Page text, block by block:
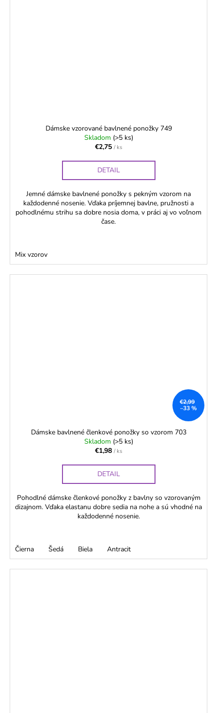
Dámske vzorované bavlnené ponožky 749
Skladom (>5 ks)
€2,75 / ks
DETAIL
Jemné dámske bavlnené ponožky s pekným vzorom na
každodenné nosenie. Vďaka príjemnej bavlne, pružnosti a
pohodlnému strihu sa dobre nosia doma, v práci aj vo voľnom
čase.
Mix vzorov
€2,99
–33 %
Dámske bavlnené členkové ponožky so vzorom 703
Skladom (>5 ks)
€1,98 / ks
DETAIL
Pohodlné dámske členkové ponožky z bavlny so vzorovaným
dizajnom. Vďaka elastanu dobre sedia na nohe a sú vhodné na
každodenné nosenie.
Čierna Šedá Biela Antracit